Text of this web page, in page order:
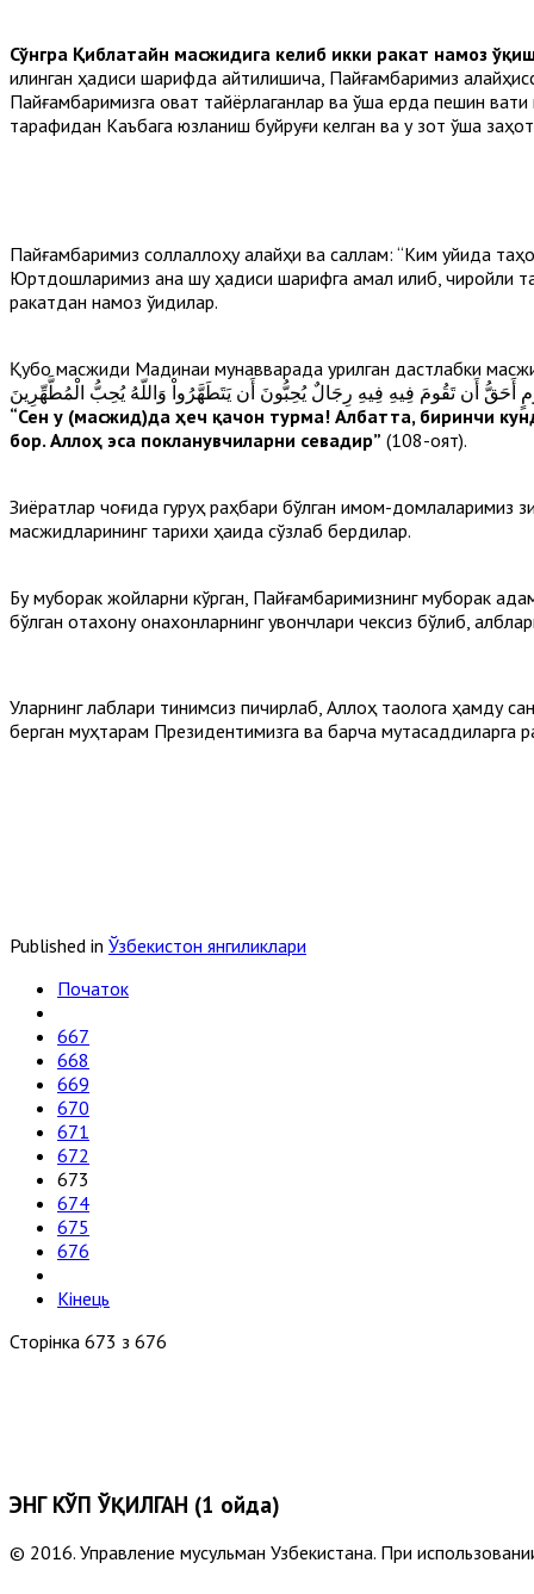
Сўнгра Қиблатайн масжидига келиб икки ракат намоз
қилинган ҳадиси шарифда айтилишича, Пайғамбаримиз
Пайғамбаримизга овқат тайёрлаганлар ва ўша ерда пешин
тарафидан Каъбага юзланиш буйруғи келган ва у зот ўша
Пайғамбаримиз соллаллоҳу алайҳи ва саллам: “Ким уйида
Юртдошларимиз ана шу ҳадиси шарифга амал қилиб, чиройли
ракатдан намоз ўқидилар.
Қубо масжиди Мадинаи мунавварада қурилган дастлабки
أَن تَقُومَ فِيهِ فِيهِ رِجَالٌ يُحِبُّونَ أَن يَتَطَهَّرُواْ وَاللّهُ يُحِبُّ الْمُطَّهِّرِينَ
“Сен у (масжид)да ҳеч қачон турма! Албатта, биринчи
бор. Аллоҳ эса покланувчиларни севадир” (108-оят).
Зиёратлар чоғида гуруҳ раҳбари бўлган имом-домлаларимиз
масжидларининг тарихи ҳақида сўзлаб бердилар.
Бу муборак жойларни кўрган, Пайғамбаримизнинг муборак
бўлган отахону онахонларнинг қувончлари чексиз бўлиб,
Уларнинг лаблари тинимсиз пичирлаб, Аллоҳ таолога ҳамду
берган муҳтарам Президентимизга ва барча мутасаддиларга
Published in Ўзбекистон янгиликлари
Початок
667
668
669
670
671
672
673
674
675
676
Кінець
Сторінка 673 з 676
ЭНГ КЎП ЎҚИЛГАН (1 ойда)
© 2016. Управление мусульман Узбекистана. При